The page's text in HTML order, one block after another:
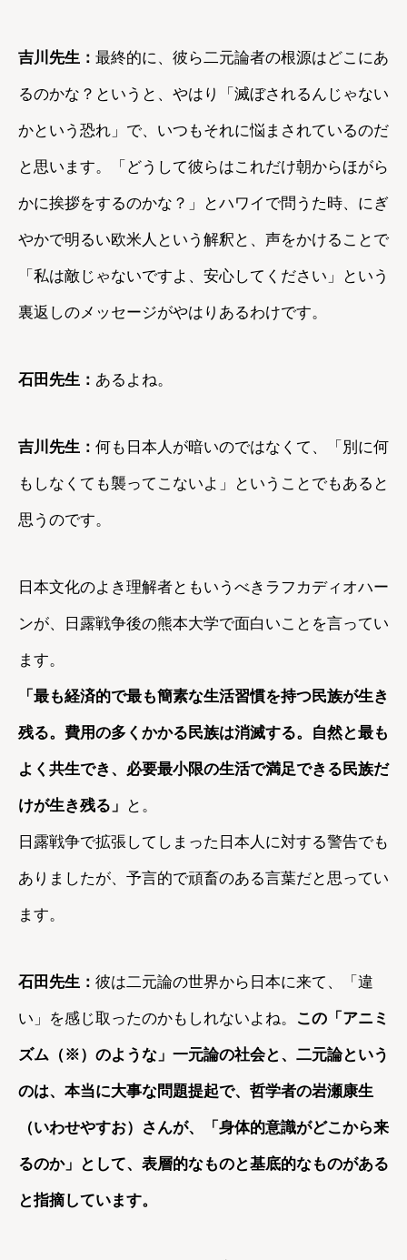
吉川先生： 最終的に、彼ら二元論者の根源はどこにあ
るのかな？というと、やはり「滅ぼされるんじゃない
かという恐れ」で、いつもそれに悩まされているのだ
と思います。「どうして彼らはこれだけ朝からほがら
かに挨拶をするのかな？」とハワイで問うた時、にぎ
やかで明るい欧米人という解釈と、声をかけることで
「私は敵じゃないですよ、安心してください」という
裏返しのメッセージがやはりあるわけです。
石田先生： あるよね。
吉川先生： 何も日本人が暗いのではなくて、「別に何
もしなくても襲ってこないよ」ということでもあると
思うのです。
日本文化のよき理解者ともいうべきラフカディオハー
ンが、日露戦争後の熊本大学で面白いことを言ってい
ます。
「最も経済的で最も簡素な生活習慣を持つ民族が生き
残る。費用の多くかかる民族は消滅する。自然と最も
よく共生でき、必要最小限の生活で満足できる民族だ
けが生き残る」 と。
日露戦争で拡張してしまった日本人に対する警告でも
ありましたが、予言的で頑畜のある言葉だと思ってい
ます。
石田先生： 彼は二元論の世界から日本に来て、「違
い」を感じ取ったのかもしれないよね。 この「アニミ
ズム（※）のような」一元論の社会と、二元論という
のは、本当に大事な問題提起で、哲学者の岩瀬康生
（いわせやすお）さんが、「身体的意識がどこから来
るのか」として、表層的なものと基底的なものがある
と指摘しています。